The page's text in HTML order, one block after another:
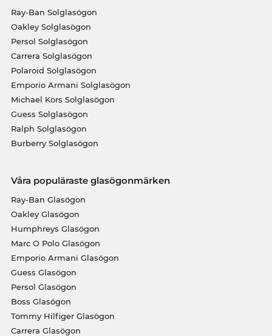
Ray-Ban Solglasögon
Oakley Solglasögon
Persol Solglasögon
Carrera Solglasögon
Polaroid Solglasögon
Emporio Armani Solglasögon
Michael Kors Solglasögon
Guess Solglasögon
Ralph Solglasögon
Burberry Solglasögon
Våra populäraste glasögonmärken
Ray-Ban Glasögon
Oakley Glasögon
Humphreys Glasögon
Marc O Polo Glasögon
Emporio Armani Glasögon
Guess Glasögon
Persol Glasögon
Boss Glasögon
Tommy Hilfiger Glasögon
Carrera Glasögon